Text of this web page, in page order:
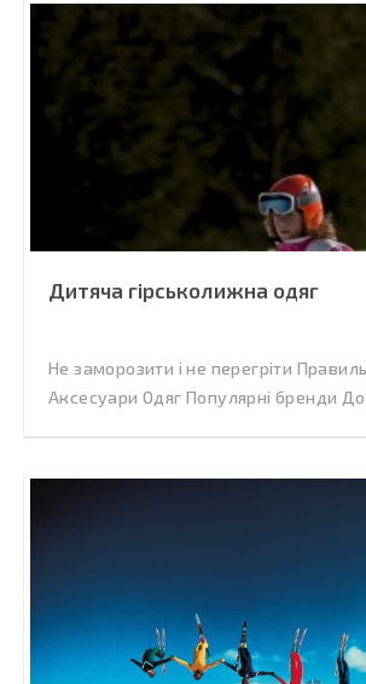
Дитяча гірськолижна одяг
Не заморозити і не перегріти
Аксесуари Одяг Популярні бренди